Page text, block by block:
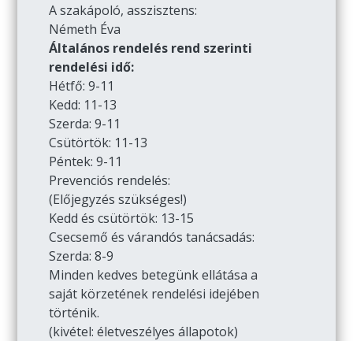
A szakápoló, asszisztens:
Németh Éva
Általános rendelés rend szerinti
rendelési idő:
Hétfő: 9-11
Kedd: 11-13
Szerda: 9-11
Csütörtök: 11-13
Péntek: 9-11
Prevenciós rendelés:
(Előjegyzés szükséges!)
Kedd és csütörtök: 13-15
Csecsemő és várandós tanácsadás:
Szerda: 8-9
Minden kedves betegünk ellátása a
saját körzetének rendelési idejében
történik.
(kivétel: életveszélyes állapotok)